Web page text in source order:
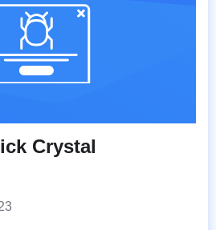
Crystal